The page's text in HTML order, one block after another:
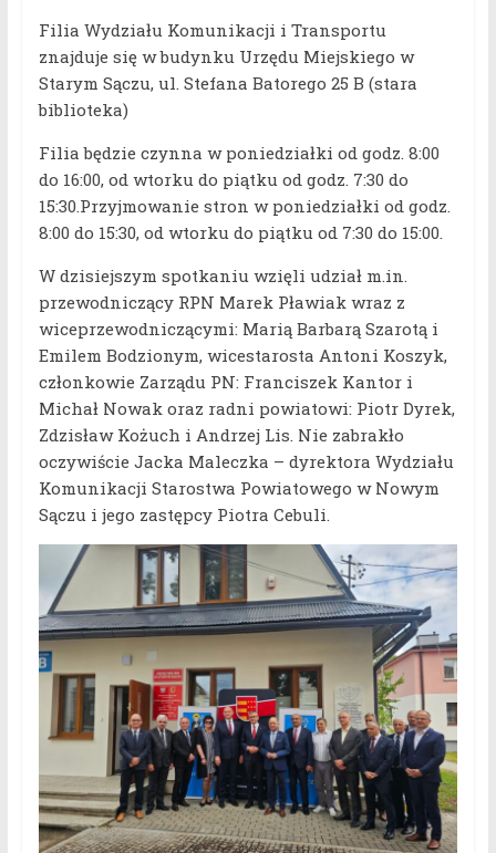
Filia Wydziału Komunikacji i Transportu
znajduje się w budynku Urzędu Miejskiego w
Starym Sączu, ul. Stefana Batorego 25 B (stara
biblioteka)
Filia będzie czynna w poniedziałki od godz. 8:00
do 16:00, od wtorku do piątku od godz. 7:30 do
15:30.Przyjmowanie stron w poniedziałki od godz.
8:00 do 15:30, od wtorku do piątku od 7:30 do 15:00.
W dzisiejszym spotkaniu wzięli udział m.in.
przewodniczący RPN Marek Pławiak wraz z
wiceprzewodniczącymi: Marią Barbarą Szarotą i
Emilem Bodzionym, wicestarosta Antoni Koszyk,
członkowie Zarządu PN: Franciszek Kantor i
Michał Nowak oraz radni powiatowi: Piotr Dyrek,
Zdzisław Kożuch i Andrzej Lis. Nie zabrakło
oczywiście Jacka Maleczka – dyrektora Wydziału
Komunikacji Starostwa Powiatowego w Nowym
Sączu i jego zastępcy Piotra Cebuli.